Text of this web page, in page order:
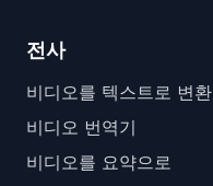
전사
비디오를 텍스트로 변환
비디오 번역기
비디오를 요약으로